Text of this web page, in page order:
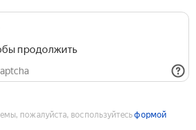
продолжить
пожалуйста, воспользуйтесьформой